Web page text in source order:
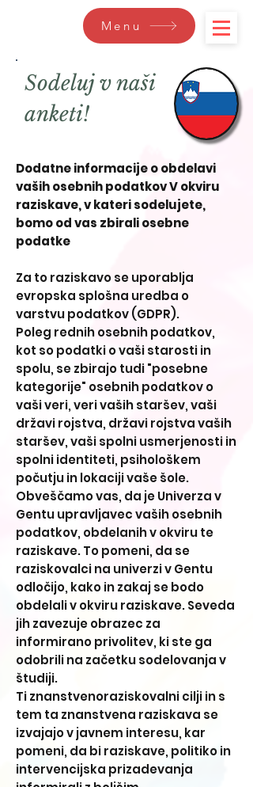
Menu
Sodeluj v naši
anketi!
Dodatne informacije o obdelavi
vaših osebnih podatkov V okviru
raziskave, v kateri sodelujete,
bomo od vas zbirali osebne
podatke
Za to raziskavo se uporablja
evropska splošna uredba o
varstvu podatkov (GDPR).
Poleg rednih osebnih podatkov,
kot so podatki o vaši starosti in
spolu, se zbirajo tudi "posebne
kategorije" osebnih podatkov o
vaši veri, veri vaših staršev, vaši
državi rojstva, državi rojstva vaših
staršev, vaši spolni usmerjenosti in
spolni identiteti, psihološkem
počutju in lokaciji vaše šole.
Obveščamo vas, da je Univerza v
Gentu upravljavec vaših osebnih
podatkov, obdelanih v okviru te
raziskave. To pomeni, da se
raziskovalci na univerzi v Gentu
odločijo, kako in zakaj se bodo
obdelali v okviru raziskave. Seveda
jih zavezuje obrazec za
informirano privolitev, ki ste ga
odobrili na začetku sodelovanja v
študiji.
Ti znanstvenoraziskovalni cilji in s
tem ta znanstvena raziskava se
izvajajo v javnem interesu, kar
pomeni, da bi raziskave, politiko in
intervencijska prizadevanja